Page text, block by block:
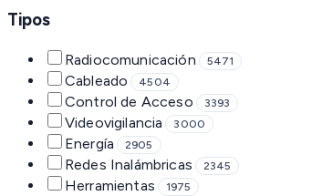
Tipos
Radiocomunicación 5471
Cableado 4504
Control de Acceso 3393
Videovigilancia 3000
Energía 2905
Redes Inalámbricas 2345
Herramientas 1975